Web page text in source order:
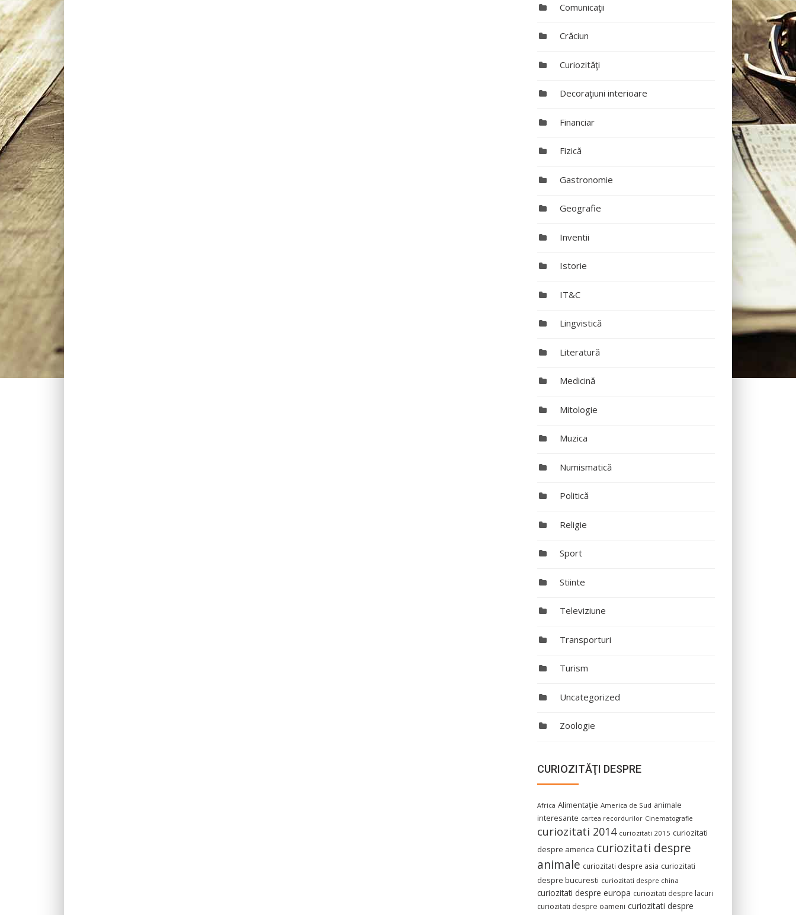
Comunicaţii
Crăciun
Curiozităţi
Decoraţiuni interioare
Financiar
Fizică
Gastronomie
Geografie
Inventii
Istorie
IT&C
Lingvistică
Literatură
Medicină
Mitologie
Muzica
Numismatică
Politică
Religie
Sport
Stiinte
Televiziune
Transporturi
Turism
Uncategorized
Zoologie
CURIOZITĂŢI DESPRE
Africa Alimentaţie America de Sud animale
interesante cartea recordurilor Cinematografie
curiozitati 2014 curiozitati 2015 curiozitati
despre america curiozitati despre
animale curiozitati despre asia curiozitati
despre bucuresti curiozitati despre china
curiozitati despre europa curiozitati despre lacuri
curiozitati despre oameni curiozitati despre